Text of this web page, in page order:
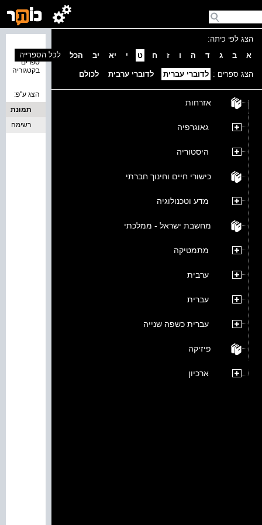
הצג לפי כיתה:
א
ב ג ד ה ו ז ח ט י יא יב הכל
הצג ספרים : לדוברי עברית לדוברי ערבית לכולם
אזרחות
גאוגרפיה
היסטוריה
כישורי חיים וחינוך חברתי
מדע וטכנולוגיה
מחשבת ישראל - ממלכתי
מתמטיקה
ערבית
עברית
עברית כשפה שנייה
פיזיקה
ארכיון
ספרים
בקטגוריה
לכל הספרייה
הצג ע''פ:
תמונת
כריכה
רשימה